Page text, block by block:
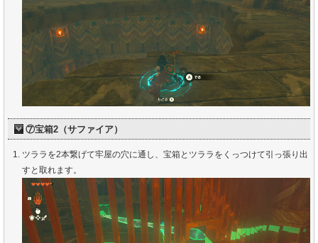
⑦宝箱2（サファイア）
ツララを2本繋げて牢屋の穴に通し、宝箱とツララをくっつけて引っ張り出
すと取れます。